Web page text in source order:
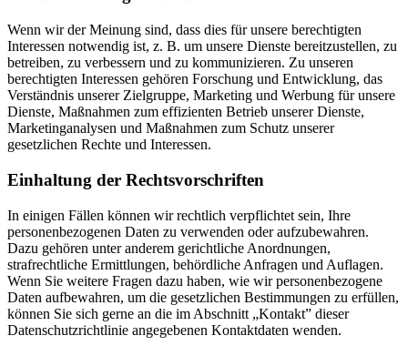
Wenn wir der Meinung sind, dass dies für unsere berechtigten
Interessen notwendig ist, z. B. um unsere Dienste bereitzustellen, zu
betreiben, zu verbessern und zu kommunizieren. Zu unseren
berechtigten Interessen gehören Forschung und Entwicklung, das
Verständnis unserer Zielgruppe, Marketing und Werbung für unsere
Dienste, Maßnahmen zum effizienten Betrieb unserer Dienste,
Marketinganalysen und Maßnahmen zum Schutz unserer
gesetzlichen Rechte und Interessen.
Einhaltung der Rechtsvorschriften
In einigen Fällen können wir rechtlich verpflichtet sein, Ihre
personenbezogenen Daten zu verwenden oder aufzubewahren.
Dazu gehören unter anderem gerichtliche Anordnungen,
strafrechtliche Ermittlungen, behördliche Anfragen und Auflagen.
Wenn Sie weitere Fragen dazu haben, wie wir personenbezogene
Daten aufbewahren, um die gesetzlichen Bestimmungen zu erfüllen,
können Sie sich gerne an die im Abschnitt „Kontakt” dieser
Datenschutzrichtlinie angegebenen Kontaktdaten wenden.